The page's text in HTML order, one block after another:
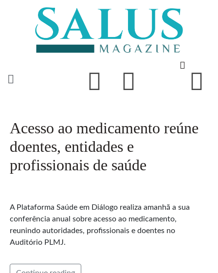
Acesso ao medicamento reúne
doentes, entidades e
profissionais de saúde
A Plataforma Saúde em Diálogo realiza amanhã a sua
conferência anual sobre acesso ao medicamento,
reunindo autoridades, profissionais e doentes no
Auditório PLMJ.